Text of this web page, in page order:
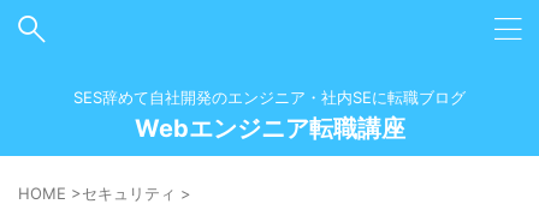
SES辞めて自社開発のエンジニア・社内SEに転職ブログ
Webエンジニア転職講座
HOME >セキュリティ >